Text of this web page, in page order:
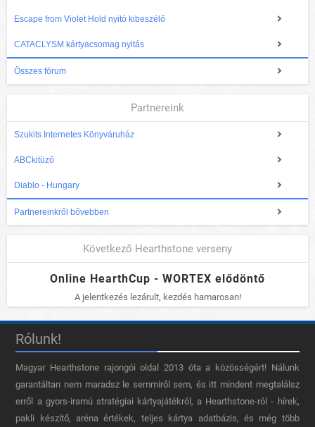
Escape from Violet Hold nyitó kibeszélő
CATACLYSM kártyacsomag nyitás
Összes fórum
Partnereink
Szukits Internetes Könyváruház
ABCkitüző
Diablo - Hungary
Partnereinkről bővebben
Következő Hearthstone verseny
Online HearthCup - WORTEX elődöntő
A jelentkezés lezárult, kezdés hamarosan!
Rólunk!
Magyar Hearthstone​ rajongói oldal 2013 óta a közösségért! Nálunk
garantáltan nem maradsz le semmiről sem, és itt mindent megtalálsz
erről a gyors-iramú stratégiai kártyajátékról, a Hearthstone-ról - hírek,
pakli készítő, aréna értékek, teljes kártya adatbázis, és még több